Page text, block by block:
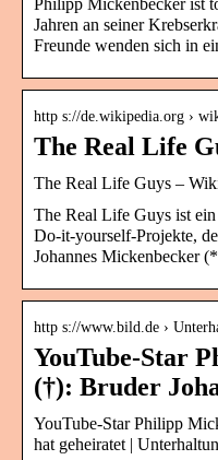
Jahren an seiner
Freunde wenden sich in
http s://de.wikipedia.org ›
The Real Life
The Real Life Guys –
The Real Life Guys ist
Do-it-yourself-Projekte,
Johannes Mickenbecker
http s://www.bild.de ›
YouTube-Star
(†): Bruder
YouTube-Star Philipp
hat geheiratet |